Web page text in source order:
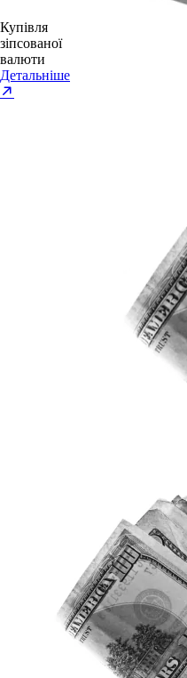
Купівля
зіпсованої
валюти
Детальніше